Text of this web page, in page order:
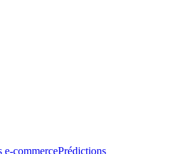
e-commercePrédictions